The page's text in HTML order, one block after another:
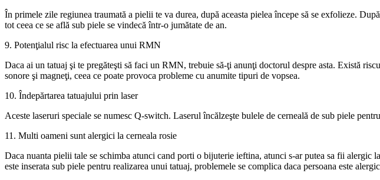
În primele zile regiunea traumată a pielii te va durea, după aceasta pielea începe să se exfolieze.
tot ceea ce se află sub piele se vindecă într-o jumătate de an.
9. Potenţialul risc la efectuarea unui RMN
Daca ai un tatuaj şi te pregăteşti să faci un RMN, trebuie să-ţi anunţi doctorul despre asta. Există
sonore şi magneţi, ceea ce poate provoca probleme cu anumite tipuri de vopsea.
10. Îndepărtarea tatuajului prin laser
Aceste laseruri speciale se numesc Q-switch. Laserul încălzeşte bulele de cerneală de sub piele
11. Multi oameni sunt alergici la cerneala rosie
Daca nuanta pielii tale se schimba atunci cand porti o bijuterie ieftina, atunci s-ar putea sa fii
este inserata sub piele pentru realizarea unui tatuaj, problemele se complica daca persoana este